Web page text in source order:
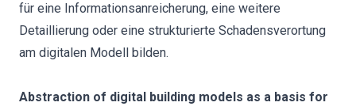
für eine Informationsanreicherung, eine weitere
Detaillierung oder eine strukturierte Schadensverortung
am digitalen Modell bilden.
Abstraction of digital building models as a basis for